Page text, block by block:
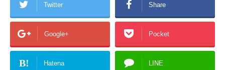
Twitter Share
Google+ Pocket
B! Hatena LINE